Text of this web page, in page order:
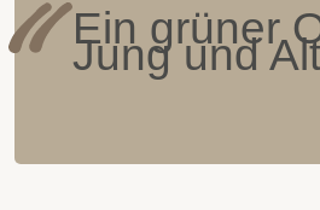
Ein grüner
Jung und Alt